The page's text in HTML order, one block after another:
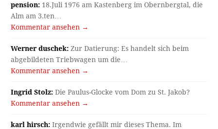
pension: 18.Juli 1976 am Kastenberg im Obernbergtal, die
Alm am 3.ten…
Kommentar ansehen →
Werner duschek: Zur Datierung: Es handelt sich beim
abgebildeten Triebwagen um die…
Kommentar ansehen →
Ingrid Stolz: Die Paulus-Glocke vom Dom zu St. Jakob?
Kommentar ansehen →
karl hirsch: Irgendwie gefällt mir dieses Thema. Im